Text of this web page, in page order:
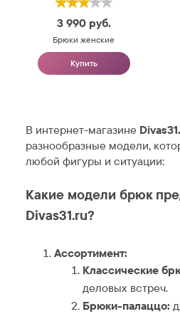
3 990 руб.
Брюки женские
Купить
В интернет-магазине
разнообразные модели,
любой фигуры и ситуации:
Какие модели брюк
Divas31.ru?
Ассортимент:
Классические
деловых встреч.
Брюки-палаццо: